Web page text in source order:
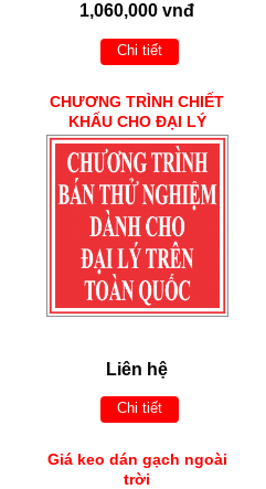
1,060,000 vnđ
Chi tiết
CHƯƠNG TRÌNH CHIẾT
KHẤU CHO ĐẠI LÝ
Liên hệ
Chi tiết
Giá keo dán gạch ngoài
trời